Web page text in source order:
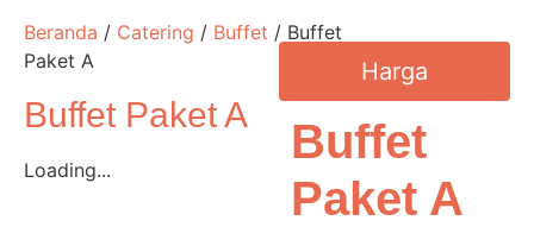
Beranda / Catering / Buffet / Buffet
Paket A
Buffet Paket A
Loading...
Harga
Buffet
Paket A